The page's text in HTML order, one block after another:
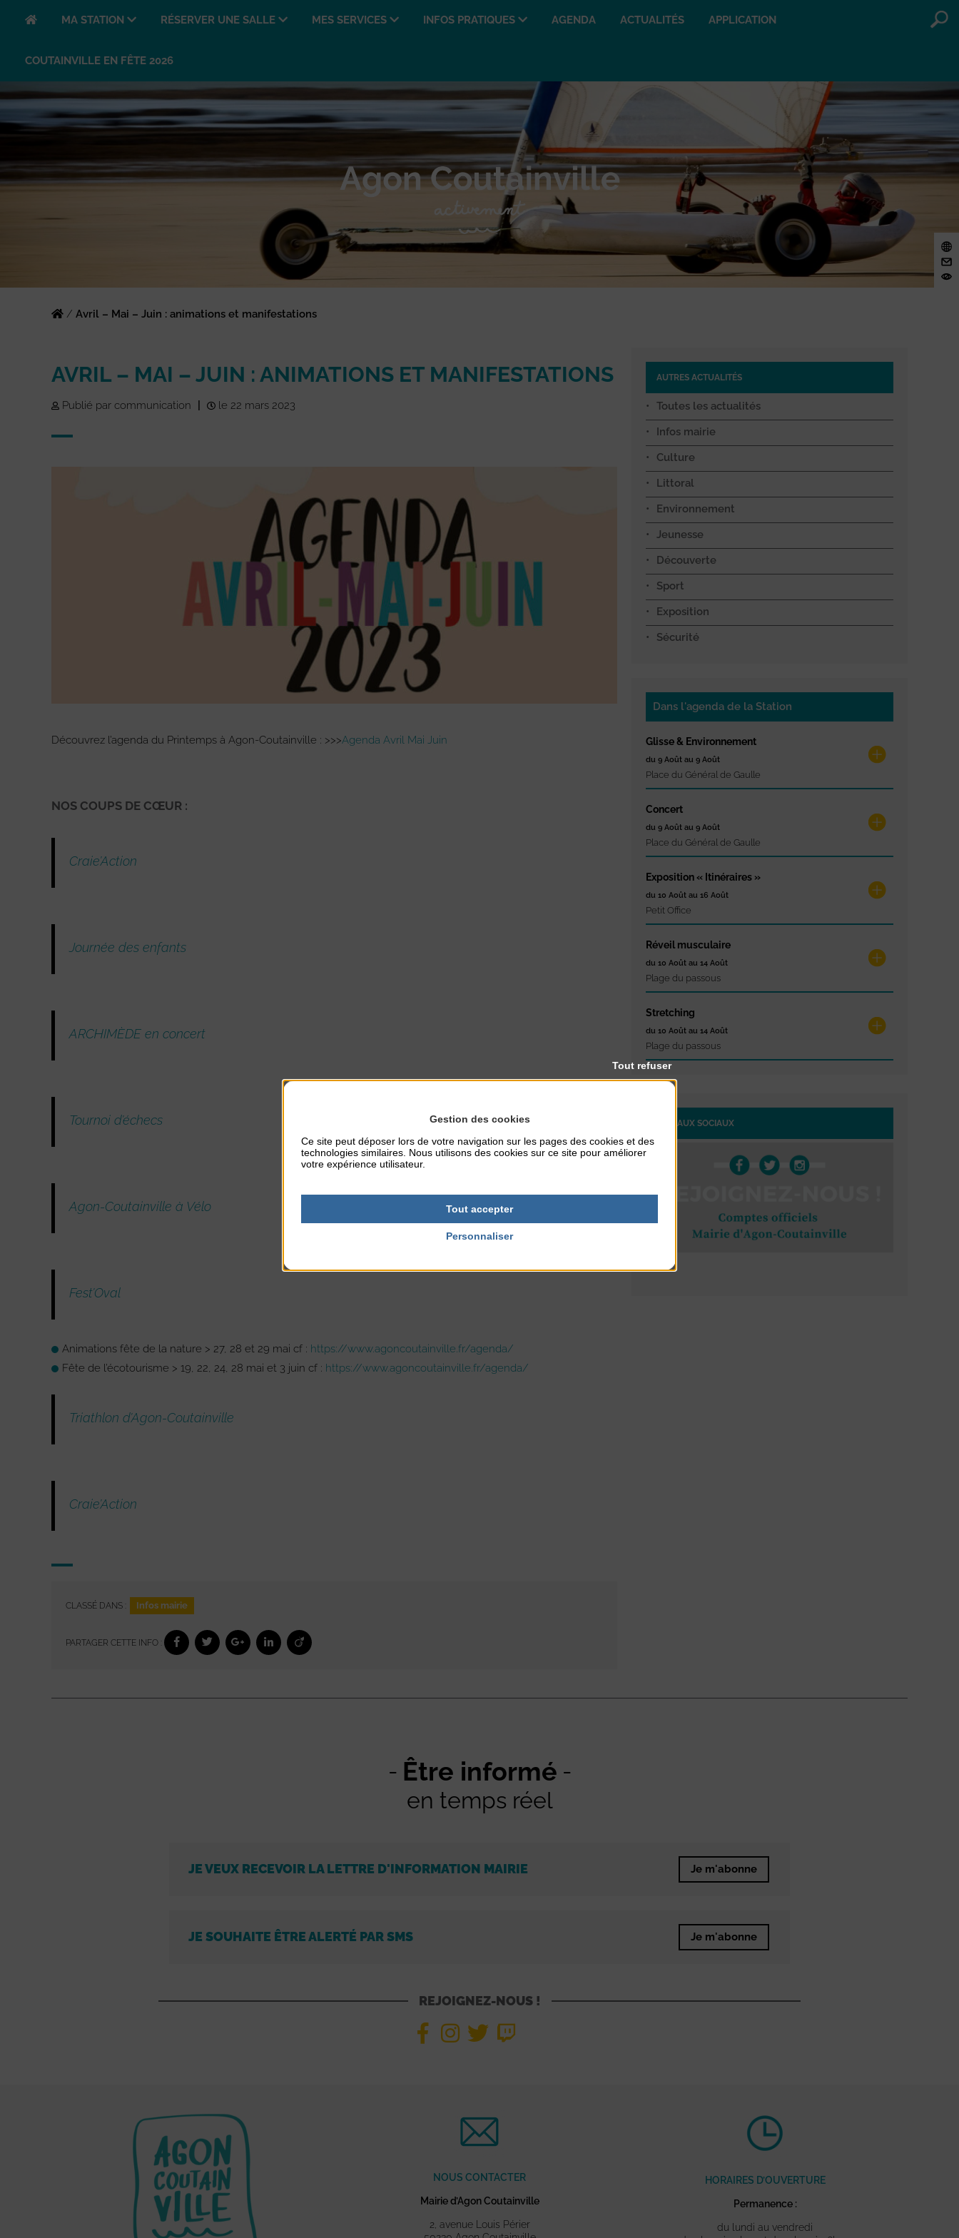
MA STATION RÉSERVER UNE SALLE MES SERVICES INFOS PRATIQUES AGENDA ACTUALITÉS APPLICATION
COUTAINVILLE EN FÊTE 2026
/ Avril – Mai – Juin : animations et manifestations
AVRIL – MAI – JUIN : ANIMATIONS ET MANIFESTATIONS
Publié par communication le 22 mars 2023
Découvrez l’agenda du Printemps à Agon-Coutainville : >>>Agenda Avril Mai Juin
NOS COUPS DE CŒUR :
Craie’Action
Journée des enfants
ARCHIMÈDE en concert
Tournoi d’échecs
Agon-Coutainville à Vélo
Fest’Oval
Animations fête de la nature > 27, 28 et 29 mai cf : https://www.agoncoutainville.fr/agenda/
Fête de l’écotourisme > 19, 22, 24, 28 mai et 3 juin cf : https://www.agoncoutainville.fr/agenda/
Triathlon d’Agon-Coutainville
Craie’Action
CLASSÉ DANS : Infos mairie
PARTAGER CETTE INFO :
AUTRES ACTUALITÉS
Toutes les actualités
Infos mairie
Culture
Littoral
Environnement
Jeunesse
Découverte
Sport
Exposition
Sécurité
Dans l'agenda de la Station
Glisse & Environnement
du 9 Août au 9 Août
Place du Général de Gaulle
Concert
du 9 Août au 9 Août
Place du Général de Gaulle
Exposition « Itinéraires »
du 10 Août au 16 Août
Petit Office
Réveil musculaire
du 10 Août au 14 Août
Plage du passous
Stretching
du 10 Août au 14 Août
Plage du passous
RÉSEAUX SOCIAUX
Être informé
en temps réel
JE VEUX RECEVOIR LA LETTRE D'INFORMATION MAIRIE Je m'abonne
JE SOUHAITE ÊTRE ALERTÉ PAR SMS Je m'abonne
REJOIGNEZ-NOUS !
NOUS CONTACTER
Mairie d’Agon Coutainville
2, avenue Louis Périer
HORAIRES D’OUVERTURE
Permanence :
du lundi au vendredi
Gestion des cookies
Ce site peut déposer lors de votre navigation sur les pages des cookies et des
technologies similaires. Nous utilisons des cookies sur ce site pour améliorer
votre expérience utilisateur.
Tout accepter
Tout refuser
Personnaliser